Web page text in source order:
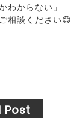
わからない」
相談ください😊
Post